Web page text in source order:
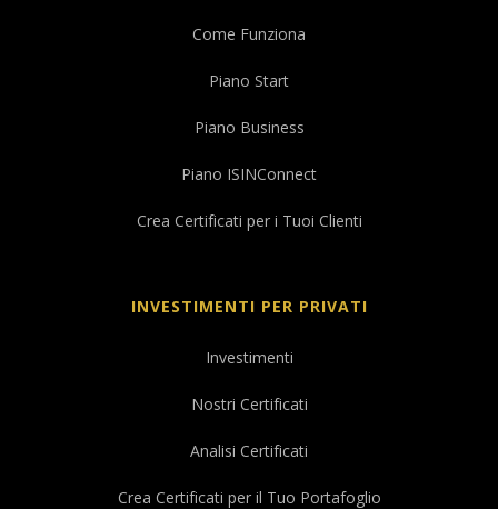
Come Funziona
Piano Start
Piano Business
Piano ISINConnect
Crea Certificati per i Tuoi Clienti
INVESTIMENTI PER PRIVATI
Investimenti
Nostri Certificati
Analisi Certificati
Crea Certificati per il Tuo Portafoglio